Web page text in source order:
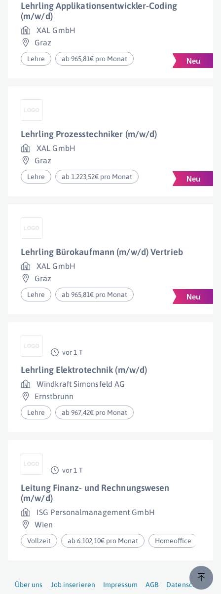
Lehrling Applikationsentwickler-Coding
(m/w/d)
XAL GmbH
Graz
Lehre ab 965,81€ pro Monat
Lehrling Prozesstechniker (m/w/d)
XAL GmbH
Graz
Lehre ab 1.223,52€ pro Monat
Lehrling Bürokaufmann (m/w/d) Vertrieb
XAL GmbH
Graz
Lehre ab 965,81€ pro Monat
vor 1 T
Lehrling Elektrotechnik (m/w/d)
Windkraft Simonsfeld AG
Ernstbrunn
Lehre ab 967,42€ pro Monat
vor 1 T
Leitung Finanz- und Rechnungswesen
(m/w/d)
ISG Personalmanagement GmbH
Wien
Vollzeit ab 6.102,10€ pro Monat Homeoffice
Über uns Job inserieren Impressum AGB Datenschutz